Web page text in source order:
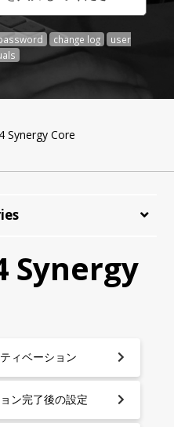
change log
user
Synergy Core
Synergy
ィベーション
ン完了後の設定